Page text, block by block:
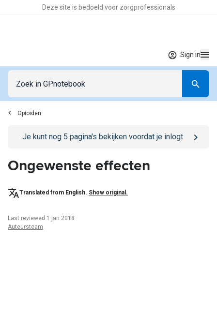
Deze site is bedoeld voor zorgprofessionals
Sign in
Opioïden
Go to/sign-in page
Je kunt nog 5 pagina's bekijken voordat je inlogt
Ongewenste effecten
Translated from English. Show original.
Last reviewed 1 jan 2018
Auteursteam